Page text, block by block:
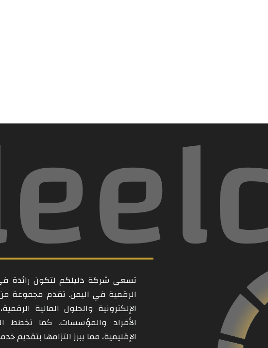
تسعى شركة دليلكم لتكون رائدة في
الرقمية في اليمن. تقدم مجموعة
الإلكترونية والحلول المالية
الأفراد والمؤسسات. كما تخطط
الإقليمية، مما يبرز التزامها بتقديم